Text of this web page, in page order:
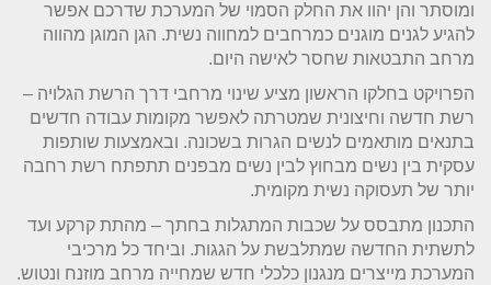
ומוסתר והן יהוו את החלק הסמוי של המערכת שדרכם אפשר
להגיע לגנים מוגנים כמרחבים למחווה נשית. הגן המוגן מהווה
מרחב התבטאות שחסר לאישה היום.
הפרויקט בחלקו הראשון מציע שינוי מרחבי דרך הרשת הגלויה –
רשת חדשה וחיצונית שמטרתה לאפשר מקומות עבודה חדשים
בתנאים מותאמים לנשים הגרות בשכונה. ובאמצעות שותפות
עסקית בין נשים מבחוץ לבין נשים מבפנים תתפתח רשת רחבה
יותר של תעסוקה נשית מקומית.
התכנון מתבסס על שכבות המתגלות בחתך – מהתת קרקע ועד
לתשתית החדשה שמתלבשת על הגגות. וביחד כל מרכיבי
המערכת מייצרים מנגנון כלכלי חדש שמחייה מרחב מוזנח ונטוש.